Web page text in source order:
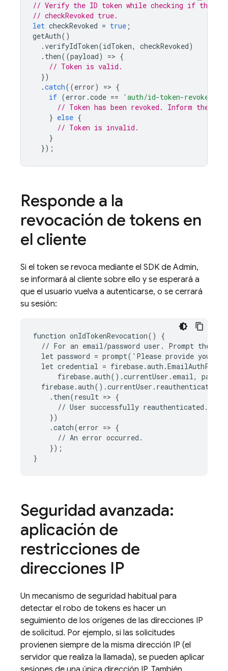
// Verify the ID token while checking if the
// checkRevoked true.
let checkRevoked = true ;
getAuth()
.verifyIdToken(idToken, checkRevoked)
. then((payload) => {
// Token is valid.
})
.catch((error) => {
if (error .code == 'auth/id-token-revoked'
// Token has been revoked. Inform the
} else {
// Token is invalid.
}
});
Responde a la
revocación de tokens en
el cliente
Si el token se revoca mediante el SDK de Admin,
se informará al cliente sobre ello y se esperará a
que el usuario vuelva a autenticarse, o se cerrará
su sesión:
function onIdTokenRevocation() {
// For an email/password user. Prompt the
let password = prompt('Please provide your
let credential =
firebase.auth().currentUser.email,
    .then(result => {
// User successfully reauthenticated.
    })
    .catch(error => {
      // An error occurred.
    });
Seguridad avanzada:
aplicación de
restricciones de
direcciones IP
Un mecanismo de seguridad habitual para
detectar el robo de tokens es hacer un
seguimiento de los orígenes de las direcciones IP
de solicitud. Por ejemplo, si las solicitudes
provienen siempre de la misma dirección IP (el
servidor que realiza la llamada), se pueden aplicar